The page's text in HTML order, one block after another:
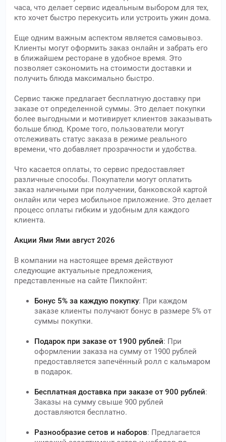
часа, что делает сервис идеальным выбором для тех,
кто хочет быстро перекусить или устроить ужин дома.
Еще одним важным аспектом является самовывоз.
Клиенты могут оформить заказ онлайн и забрать его
в ближайшем ресторане в удобное время. Это
позволяет сэкономить на стоимости доставки и
получить блюда максимально быстро.
Сервис также предлагает бесплатную доставку при
заказе от определенной суммы. Это делает покупки
более выгодными и мотивирует клиентов заказывать
больше блюд. Кроме того, пользователи могут
отслеживать статус заказа в режиме реального
времени, что добавляет прозрачности и удобства.
Что касается оплаты, то сервис предоставляет
различные способы. Покупатели могут оплатить
заказ наличными при получении, банковской картой
онлайн или через мобильное приложение. Это делает
процесс оплаты гибким и удобным для каждого
клиента.
Акции Ями Ями август 2026
В компании на настоящее время действуют
следующие актуальные предложения,
представленные на сайте Пикпойнт:
Бонус 5% за каждую покупку: При каждом
заказе клиенты получают бонус в размере 5% от
суммы покупки.
Подарок при заказе от 1900 рублей: При
оформлении заказа на сумму от 1900 рублей
предоставляется запечённый ролл с кальмаром
в подарок.
Бесплатная доставка при заказе от 900 рублей:
Заказы на сумму свыше 900 рублей
доставляются бесплатно.
Разнообразие сетов и наборов: Предлагается